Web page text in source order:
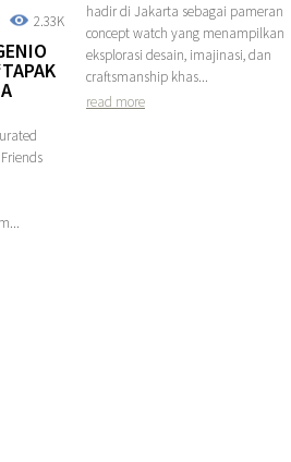
2.33K
hadir di Jakarta sebagai pameran
concept watch yang menampilkan
eksplorasi desain, imajinasi, dan
craftsmanship khas...
read more